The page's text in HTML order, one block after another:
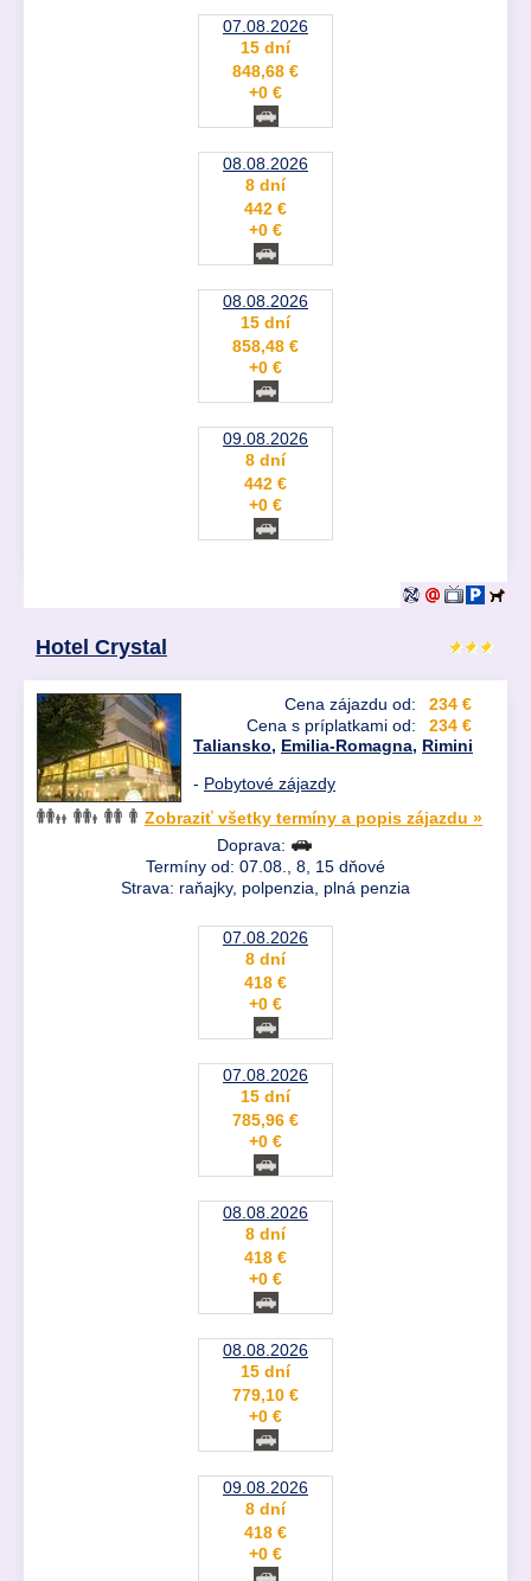
07.08.2026
15 dní
848,68 €
+0 €
08.08.2026
8 dní
442 €
+0 €
08.08.2026
15 dní
858,48 €
+0 €
09.08.2026
8 dní
442 €
+0 €
Hotel Crystal
Cena zájazdu od:
234 €
Cena s príplatkami od:
234 €
Taliansko, Emilia-Romagna, Rimini
- Pobytové zájazdy
Zobraziť všetky termíny a popis zájazdu »
Doprava:
Termíny od: 07.08., 8, 15 dňové
Strava: raňajky, polpenzia, plná penzia
07.08.2026
8 dní
418 €
+0 €
07.08.2026
15 dní
785,96 €
+0 €
08.08.2026
8 dní
418 €
+0 €
08.08.2026
15 dní
779,10 €
+0 €
09.08.2026
8 dní
418 €
+0 €